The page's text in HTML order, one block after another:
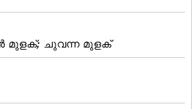
മുളക്; ചുവന്ന മുളക്